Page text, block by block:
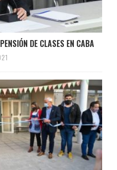
DE CLASES EN CABA